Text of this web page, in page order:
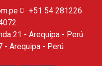
+51 54 281226
21 - Arequipa - Perú
- Arequipa - Perú​